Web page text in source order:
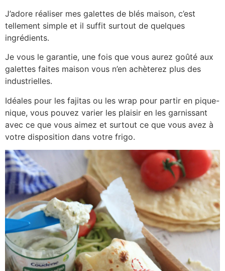
J’adore réaliser mes galettes de blés maison, c’est
tellement simple et il suffit surtout de quelques
ingrédients.
Je vous le garantie, une fois que vous aurez goûté aux
galettes faites maison vous n’en achèterez plus des
industrielles.
Idéales pour les fajitas ou les wrap pour partir en pique-
nique, vous pouvez varier les plaisir en les garnissant
avec ce que vous aimez et surtout ce que vous avez à
votre disposition dans votre frigo.